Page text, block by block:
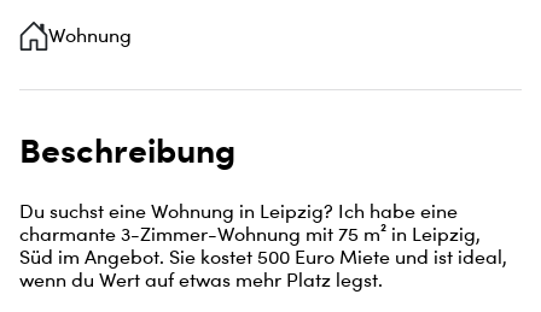
Wohnung
Beschreibung
Du suchst eine Wohnung in Leipzig? Ich habe eine
charmante 3-Zimmer-Wohnung mit 75 m² in Leipzig,
Süd im Angebot. Sie kostet 500 Euro Miete und ist ideal,
wenn du Wert auf etwas mehr Platz legst.